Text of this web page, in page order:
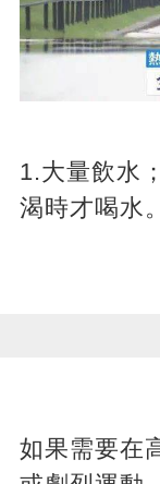
1.大量飲水
渴時才喝水。
如果需要在